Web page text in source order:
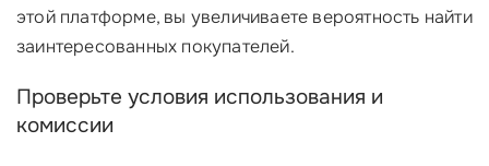
этой платформе, вы увеличиваете вероятность найти
заинтересованных покупателей.
Проверьте условия использования и
комиссии